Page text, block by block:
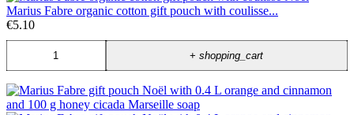
Marius Fabre organic cotton gift pouch with coulisse...
€5.10
+shopping_cart